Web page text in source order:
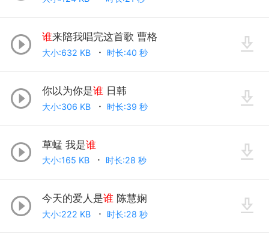
谁来陪我唱完这首歌 曹格
大小:632 KB 时长:40 秒
你以为你是谁日韩
大小:306 KB 时长:39 秒
草蜢 我是谁
大小:165 KB 时长:28 秒
今天的爱人是谁陈慧娴
大小:222 KB 时长:28 秒